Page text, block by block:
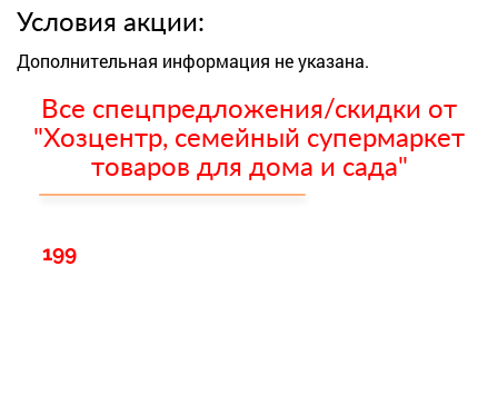
Условия акции:
Дополнительная информация не указана.
Все спецпредложения/скидки от
"Хозцентр, семейный супермаркет
товаров для дома и сада"
199